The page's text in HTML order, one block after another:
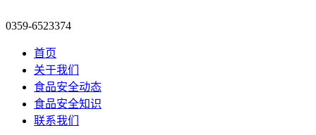
0359-6523374
首页
关于我们
食品安全动态
食品安全知识
联系我们